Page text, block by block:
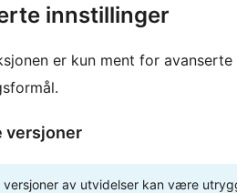
innstillinger
er kun ment for
versjoner
versjoner av utvidelser kan være